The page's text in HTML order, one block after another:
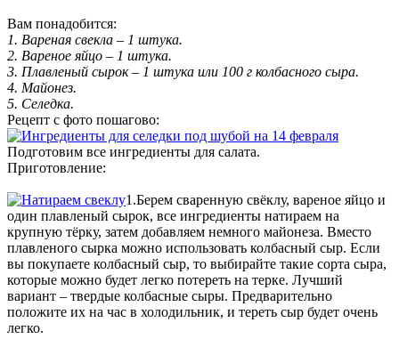
Вам понадобится:
1. Вареная свекла – 1 штука.
2. Вареное яйцо – 1 штука.
3. Плавленый сырок – 1 штука или 100 г колбасного сыра.
4. Майонез.
5. Селедка.
Рецепт с фото пошагово:
Подготовим все ингредиенты для салата.
Приготовление:
1.Берем сваренную свёклу, вареное яйцо и
один плавленый сырок, все ингредиенты натираем на
крупную тёрку, затем добавляем немного майонеза. Вместо
плавленого сырка можно использовать колбасный сыр. Если
вы покупаете колбасный сыр, то выбирайте такие сорта сыра,
которые можно будет легко потереть на терке. Лучший
вариант – твердые колбасные сыры. Предварительно
положите их на час в холодильник, и тереть сыр будет очень
легко.